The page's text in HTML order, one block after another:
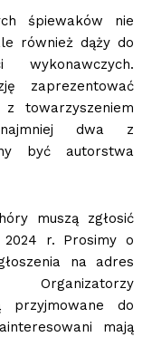
śpiewaków nie
również dąży do
wykonawczych.
zaprezentować
towarzyszeniem
dwa z
być autorstwa
muszą zgłosić
r. Prosimy o
na adres
Organizatorzy
przyjmowane do
mają